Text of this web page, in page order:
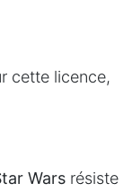
cette licence,
Wars résiste